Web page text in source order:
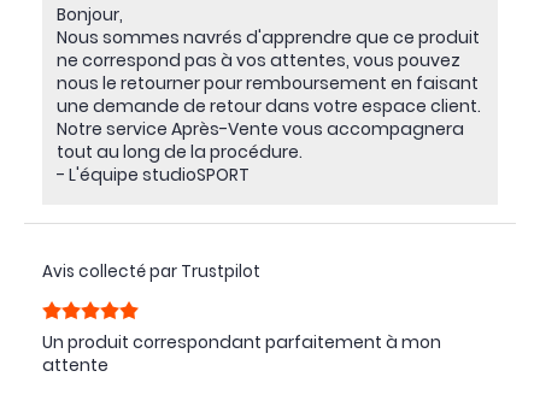
Bonjour,
Nous sommes navrés d'apprendre que ce produit
ne correspond pas à vos attentes, vous pouvez
nous le retourner pour remboursement en faisant
une demande de retour dans votre espace client.
Notre service Après-Vente vous accompagnera
tout au long de la procédure.
- L'équipe studioSPORT
Avis collecté par Trustpilot
Un produit correspondant parfaitement à mon
attente